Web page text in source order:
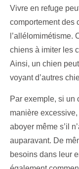
Vivre en refuge
comportement des
l’allélomimétisme.
chiens à imiter les
Ainsi, un chien
voyant d’autres
Par exemple, si un
manière
aboyer même s’il
auparavant. De
besoins dans leur